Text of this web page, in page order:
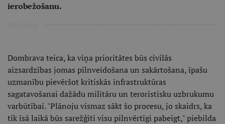
ierobežošanu.
Dombrava teica, ka viņa prioritātes būs civilās
aizsardzības jomas pilnveidošana un sakārtošana, īpašu
uzmanību pievēršot kritiskās infrastruktūras
sagatavošanai dažādu militāru un teroristisku uzbrukumu
varbūtībai. "Plānoju vismaz sākt šo procesu, jo skaidrs, ka
tik īsā laikā būs sarežģīti visu pilnvērtīgi pabeigt," piebilda